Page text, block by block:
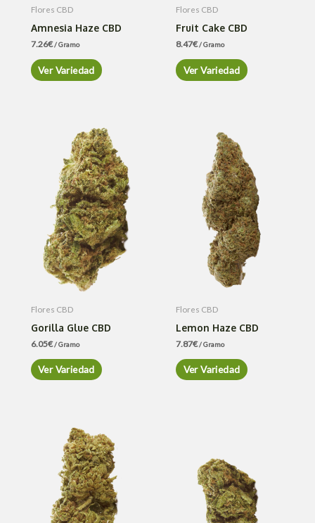
Flores CBD
Amnesia Haze CBD
7.26€/ Gramo
Ver Variedad
Flores CBD
Fruit Cake CBD
8.47€/ Gramo
Ver Variedad
Flores CBD
Gorilla Glue CBD
6.05€/ Gramo
Ver Variedad
Flores CBD
Lemon Haze CBD
7.87€/ Gramo
Ver Variedad